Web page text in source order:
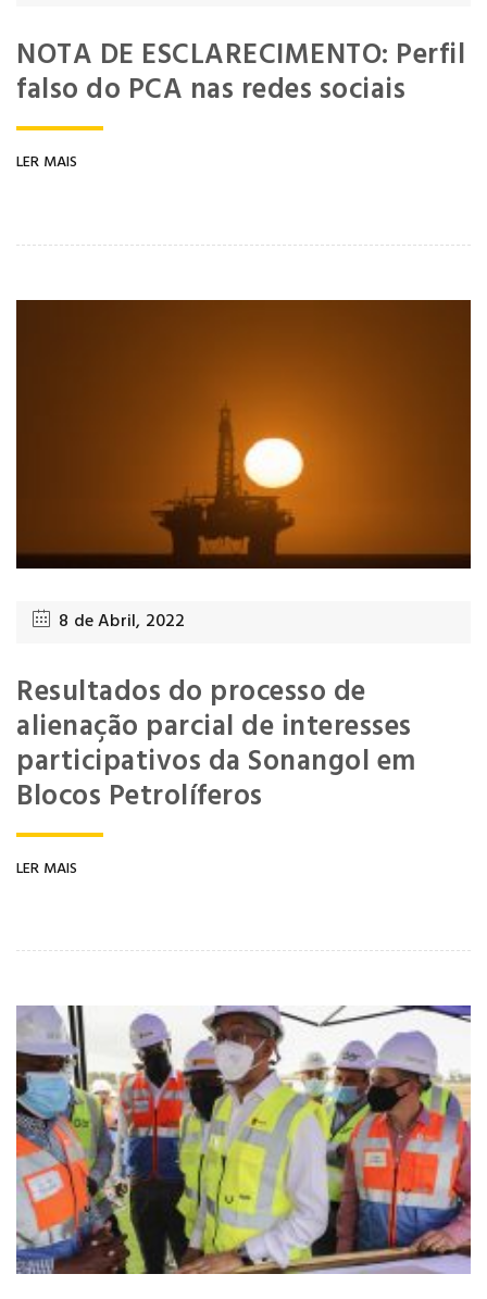
NOTA DE ESCLARECIMENTO: Perfil
falso do PCA nas redes sociais
LER MAIS
8 de Abril, 2022
Resultados do processo de
alienação parcial de interesses
participativos da Sonangol em
Blocos Petrolíferos
LER MAIS